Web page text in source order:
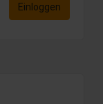
Einloggen